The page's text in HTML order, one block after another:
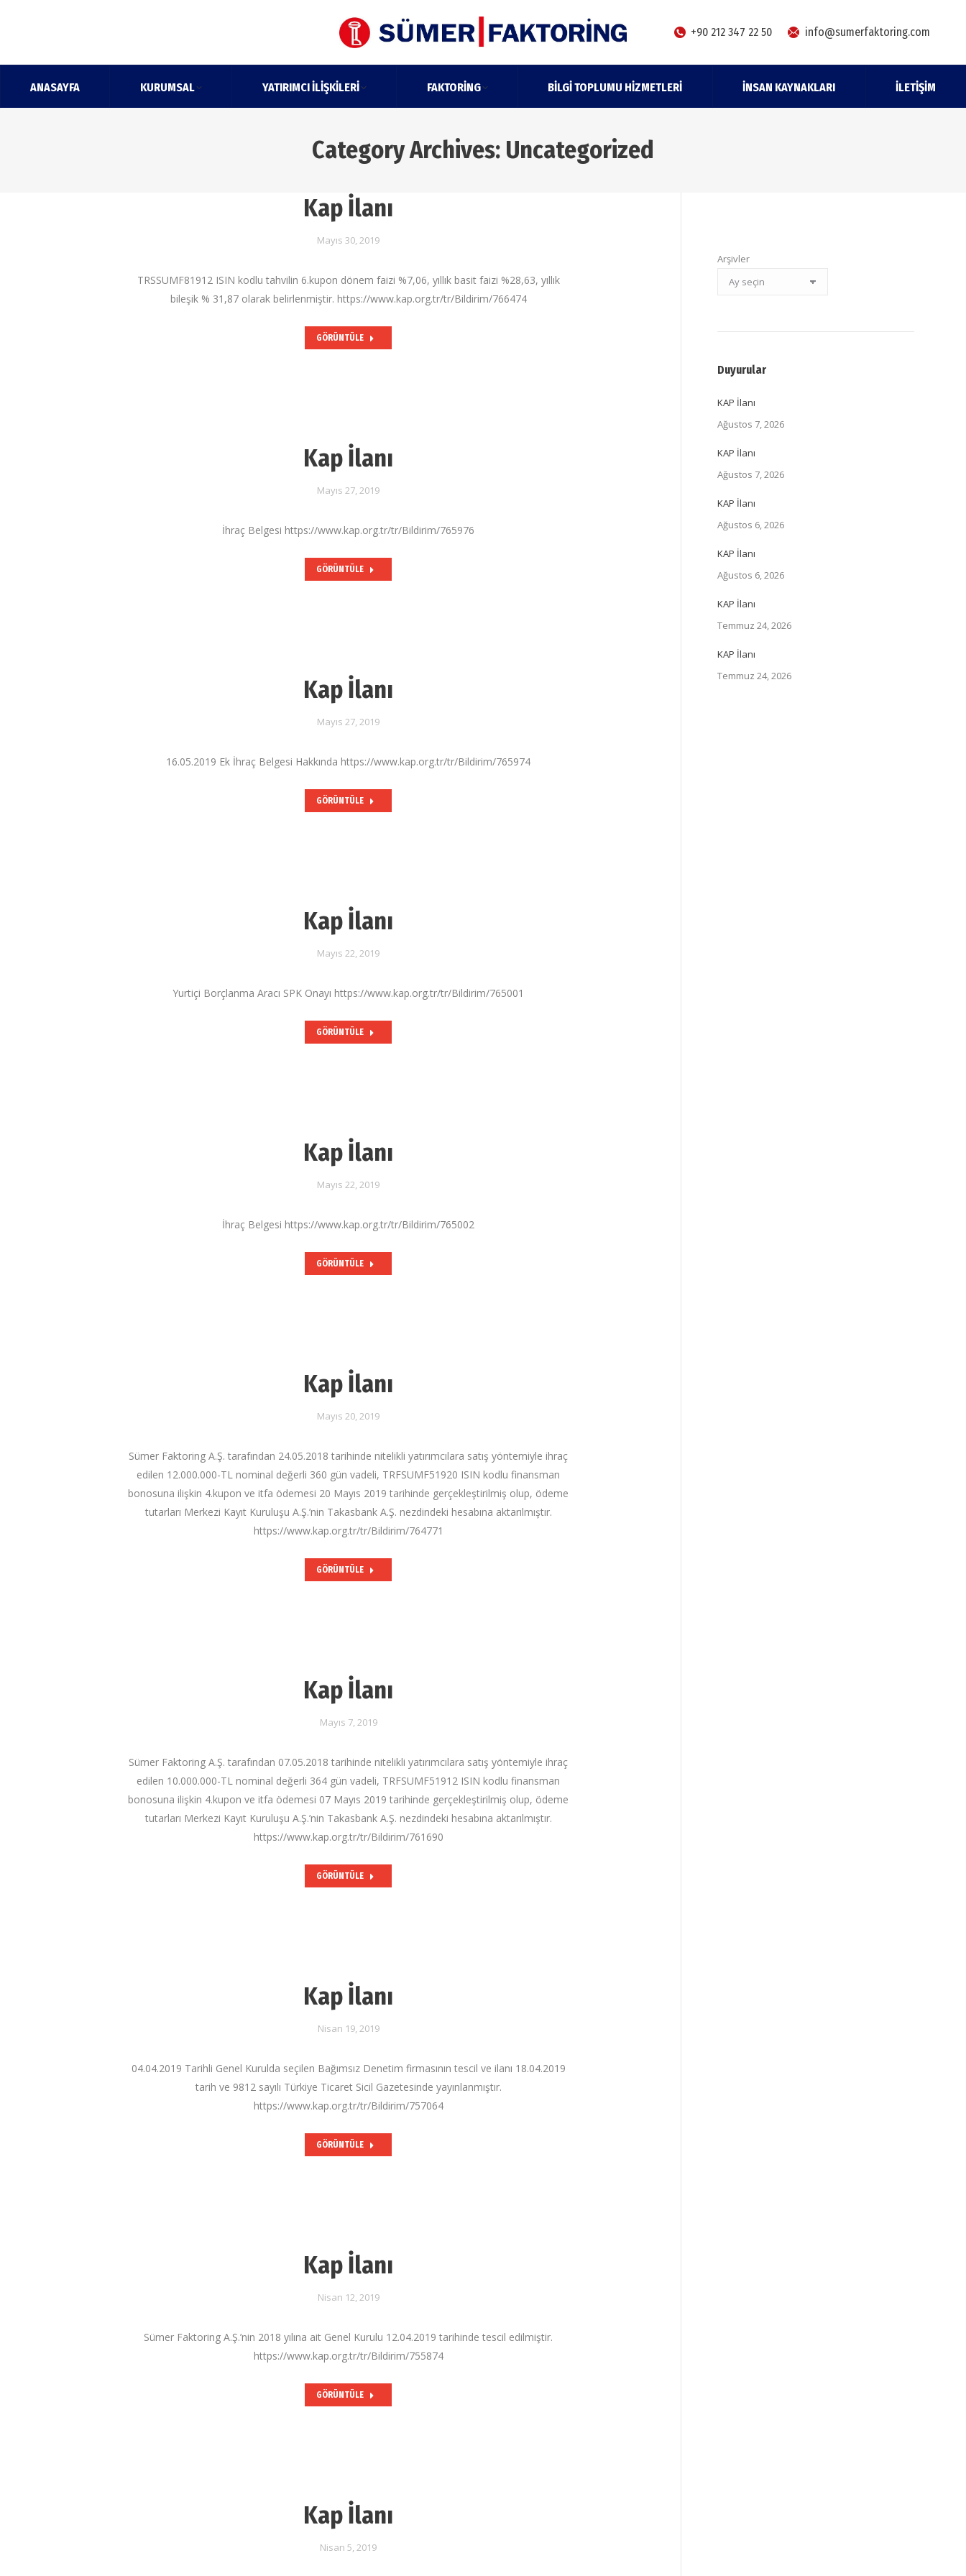
+90 212 347 22 50 info@sumerfaktoring.com
ANASAYFA KURUMSAL YATIRIMCI İLIŞKILERI FAKTORING BILGI TOPLUMU HIZMETLERI İNSAN KAYNAKLARI İLETIŞIM
Category Archives: Uncategorized
Kap İlanı
Mayıs 30, 2019
TRSSUMF81912 ISIN kodlu tahvilin 6.kupon dönem faizi %7,06, yıllık basit faizi %28,63, yıllık
bileşik % 31,87 olarak belirlenmiştir. https://www.kap.org.tr/tr/Bildirim/766474
GÖRÜNTÜLE
Kap İlanı
Mayıs 27, 2019
İhraç Belgesi https://www.kap.org.tr/tr/Bildirim/765976
GÖRÜNTÜLE
Kap İlanı
Mayıs 27, 2019
16.05.2019 Ek İhraç Belgesi Hakkında https://www.kap.org.tr/tr/Bildirim/765974
GÖRÜNTÜLE
Kap İlanı
Mayıs 22, 2019
Yurtiçi Borçlanma Aracı SPK Onayı https://www.kap.org.tr/tr/Bildirim/765001
GÖRÜNTÜLE
Kap İlanı
Mayıs 22, 2019
İhraç Belgesi https://www.kap.org.tr/tr/Bildirim/765002
GÖRÜNTÜLE
Kap İlanı
Mayıs 20, 2019
Sümer Faktoring A.Ş. tarafından 24.05.2018 tarihinde nitelikli yatırımcılara satış yöntemiyle ihraç
edilen 12.000.000-TL nominal değerli 360 gün vadeli, TRFSUMF51920 ISIN kodlu finansman
bonosuna ilişkin 4.kupon ve itfa ödemesi 20 Mayıs 2019 tarihinde gerçekleştirilmiş olup, ödeme
tutarları Merkezi Kayıt Kuruluşu A.Ş.’nin Takasbank A.Ş. nezdindeki hesabına aktarılmıştır.
https://www.kap.org.tr/tr/Bildirim/764771
GÖRÜNTÜLE
Kap İlanı
Mayıs 7, 2019
Sümer Faktoring A.Ş. tarafından 07.05.2018 tarihinde nitelikli yatırımcılara satış yöntemiyle ihraç
edilen 10.000.000-TL nominal değerli 364 gün vadeli, TRFSUMF51912 ISIN kodlu finansman
bonosuna ilişkin 4.kupon ve itfa ödemesi 07 Mayıs 2019 tarihinde gerçekleştirilmiş olup, ödeme
tutarları Merkezi Kayıt Kuruluşu A.Ş.’nin Takasbank A.Ş. nezdindeki hesabına aktarılmıştır.
https://www.kap.org.tr/tr/Bildirim/761690
GÖRÜNTÜLE
Kap İlanı
Nisan 19, 2019
04.04.2019 Tarihli Genel Kurulda seçilen Bağımsız Denetim firmasının tescil ve ilanı 18.04.2019
tarih ve 9812 sayılı Türkiye Ticaret Sicil Gazetesinde yayınlanmıştır.
https://www.kap.org.tr/tr/Bildirim/757064
GÖRÜNTÜLE
Kap İlanı
Nisan 12, 2019
Sümer Faktoring A.Ş.’nin 2018 yılına ait Genel Kurulu 12.04.2019 tarihinde tescil edilmiştir.
https://www.kap.org.tr/tr/Bildirim/755874
GÖRÜNTÜLE
Kap İlanı
Nisan 5, 2019
Arşivler
Duyurular
KAP İlanı
Ağustos 7, 2026
KAP İlanı
Ağustos 7, 2026
KAP İlanı
Ağustos 6, 2026
KAP İlanı
Ağustos 6, 2026
KAP İlanı
Temmuz 24, 2026
KAP İlanı
Temmuz 24, 2026